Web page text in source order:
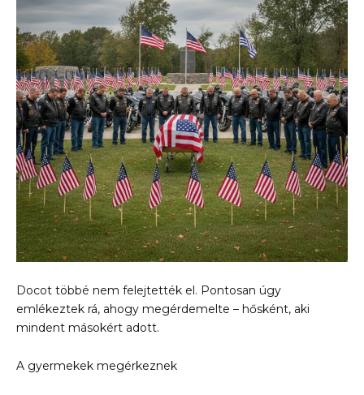
Docot többé nem felejtették el. Pontosan úgy
emlékeztek rá, ahogy megérdemelte – hősként, aki
mindent másokért adott.
A gyermekek megérkeznek